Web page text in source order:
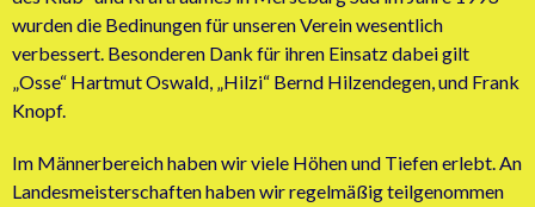
wurden die Bedinungen für unseren Verein wesentlich
verbessert. Besonderen Dank für ihren Einsatz dabei gilt
„Osse“ Hartmut Oswald, „Hilzi“ Bernd Hilzendegen, und Frank
Knopf.
Im Männerbereich haben wir viele Höhen und Tiefen erlebt. An
Landesmeisterschaften haben wir regelmäßig teilgenommen